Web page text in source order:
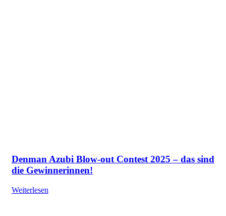
Denman Azubi Blow-out Contest 2025 – das sind
die Gewinnerinnen!
Weiterlesen